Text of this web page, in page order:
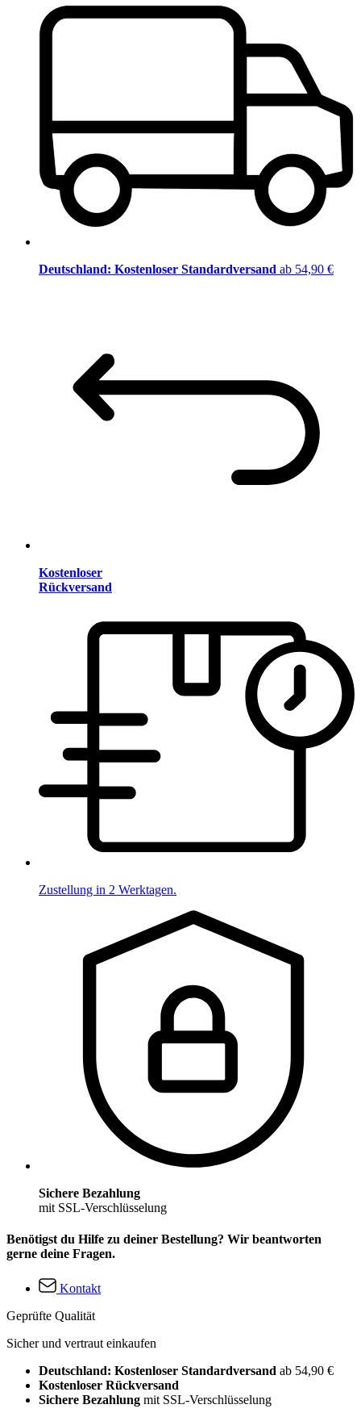
Deutschland: Kostenloser Standardversand ab 54,90 €
Kostenloser
Rückversand
Zustellung in 2 Werktagen.
Sichere Bezahlung
mit SSL-Verschlüsselung
Benötigst du Hilfe zu deiner Bestellung? Wir beantworten
gerne deine Fragen.
Kontakt
Geprüfte Qualität
Sicher und vertraut einkaufen
Deutschland: Kostenloser Standardversand ab 54,90 €
Kostenloser Rückversand
Sichere Bezahlung mit SSL-Verschlüsselung